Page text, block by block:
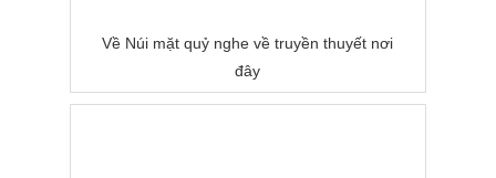
Về Núi mặt quỷ nghe về truyền thuyết nơi
đây